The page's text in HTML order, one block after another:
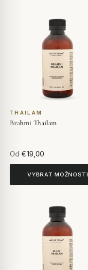
THAILAM
Brahmi Thailam
Od €19,00
VYBRAT MOŽNOSTI